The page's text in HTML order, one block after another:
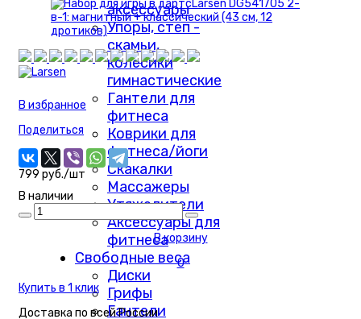
аксессуары
Упоры, степ -
скамьи,
колесики
гимнастические
Гантели для
фитнеса
Коврики для
фитнеса/йоги
Скакалки
Массажеры
Утяжелители
Аксессуары для
фитнеса
Свободные веса
Диски
Грифы
Гантели
В избранное
Поделиться
799 руб./шт
В наличии
В корзину
0
Купить в 1 клик
Доставка по всей России